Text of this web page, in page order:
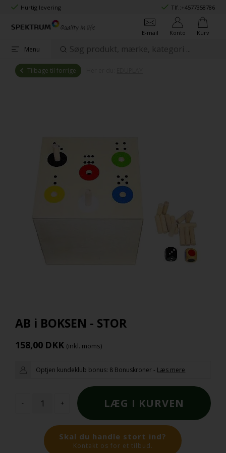
Hurtig levering Tlf.:+4577358786
E-mail Konto Kurv
Menu
Tilbage til forrige
AB i BOKSEN - STOR
158,00 DKK (inkl. moms)
Optjen kundeklub bonus: 8 Bonuskroner - Læs mere
- +
Skal du handle stort ind?
Kontakt os for et tilbud.